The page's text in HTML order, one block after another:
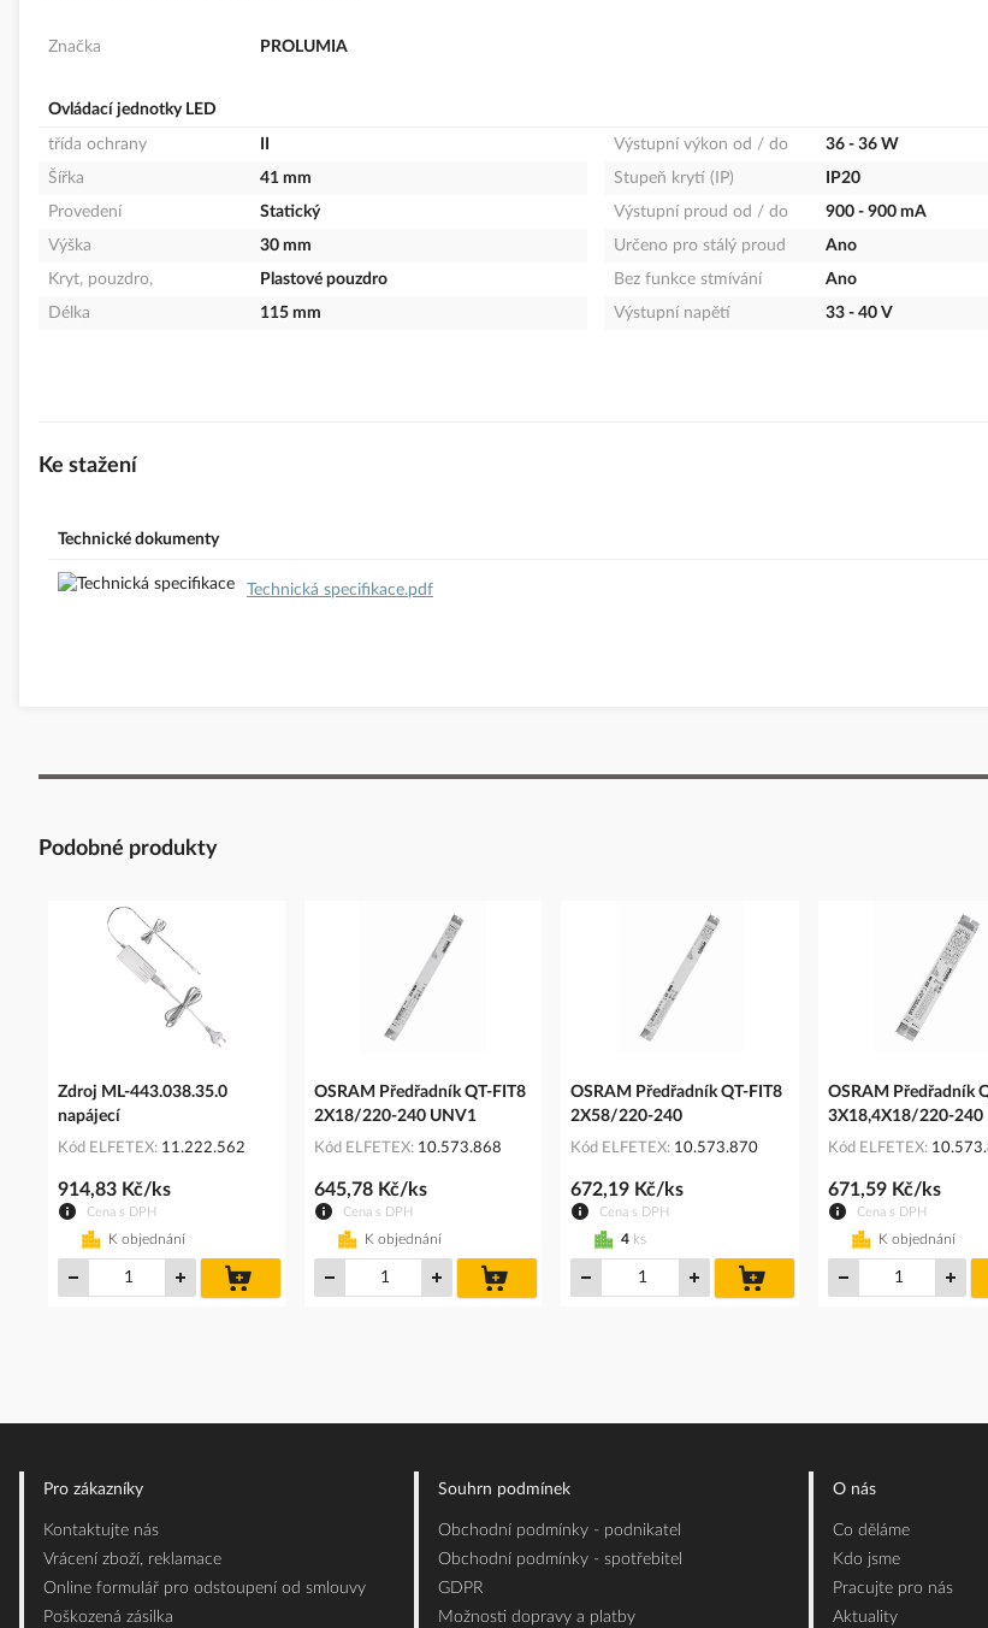
Značka PROLUMIA
Ovládací jednotky LED
třída ochrany
Šířka
41 mm
Provedení
Statický
Výška
30 mm
Kryt, pouzdro,
Plastové pouzdro
Délka
115 mm
Výstupní výkon od / do
36 - 36 W
Stupeň krytí (IP)
IP20
Výstupní proud od / do
900 - 900 mA
Určeno pro stálý proud
Ano
Bez funkce stmívání
Ano
Výstupní napětí
33 - 40 V
Ke stažení
Technické dokumenty
Technická specifikace.pdf
Podobné produkty
Zdroj ML-443.038.35.0
napájecí
Kód ELFETEX 11.222.562
Cena s DPH
914,83 Kč/ks
K objednání
košíku
OSRAM Předřadník QT-FIT8
2X18/220-240 UNV1
Kód ELFETEX 10.573.868
Cena s DPH
645,78 Kč/ks
K objednání
košíku
OSRAM Předřadník QT-FIT8
2X58/220-240
Kód ELFETEX 10.573.870
Cena s DPH
672,19 Kč/ks
4 ks
košíku
OSRAM Předřadník
3X18,4X18/220-240
Kód ELFETEX
Cena s DPH
671,59 Kč/ks
K objednání
Pro zákazníky
Kontaktujte nás
Vrácení zboží, reklamace
Online formulář pro odstoupení od smlouvy
Poškozená zásilka
Souhrn podmínek
Obchodní podmínky - podnikatel
Obchodní podmínky - spotřebitel
GDPR
Možnosti dopravy a platby
O nás
Co děláme
Kdo jsme
Pracujte pro nás
Aktuality